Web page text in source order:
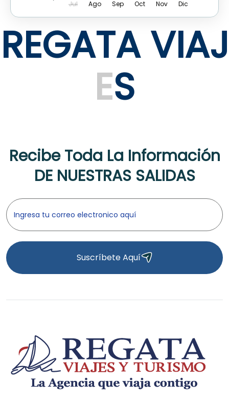
REGATA VIAJ
ES
Jul Ago Sep Oct Nov Dic
Recibe Toda La Información
DE NUESTRAS SALIDAS
Suscríbete Aquí